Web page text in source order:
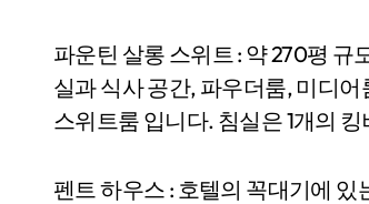
파운틴 살롱 스위트 : 약 270평 규
실과 식사 공간, 파우더룸, 미디
스위트룸 입니다. 침실은 1개의
펜트 하우스 : 호텔의 꼭대기에